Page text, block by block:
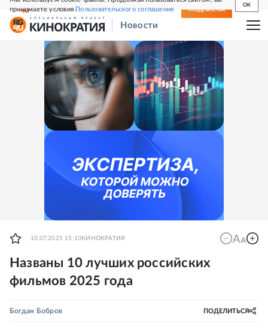
принимаете условияПользовательского соглашения
OK
СВЕЖИЙ НОМЕР ПОДПИСКА
Новости
10.07.2025 15:10 КИНОКРАТИЯ
Названы 10 лучших российских
фильмов 2025 года
Богдан Бобров ПОДЕЛИТЬСЯ